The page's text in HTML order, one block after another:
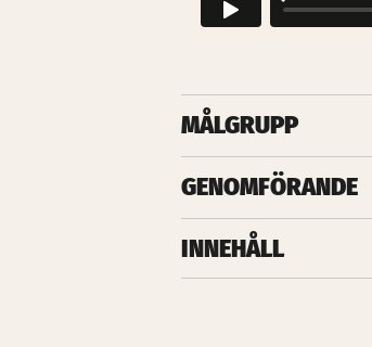
MÅLGRUPP
GENOMFÖRANDE
INNEHÅLL